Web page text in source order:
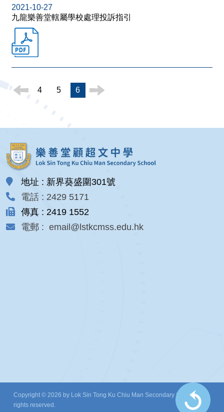
2021-10-27
九龍樂善堂轄屬學校處理投訴指引
4 5 6
地址 : 新界葵盛圍301號
電話 : 2429 5171
傳真 : 2419 1552
電郵 : email@lstkcmss.edu.hk
Copyright © 2026 by Lok Sin Tong Ku Chiu Man Secondary School. All
rights reserved.